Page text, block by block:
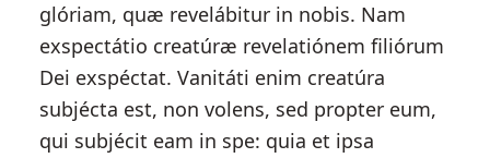
glóriam, quæ revelábitur in nobis. Nam
exspectátio creatúræ revelatiónem filiórum
Dei exspéctat. Vanitáti enim creatúra
subjécta est, non volens, sed propter eum,
qui subjécit eam in spe: quia et ipsa